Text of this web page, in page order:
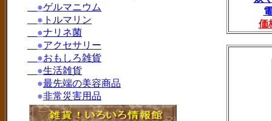
価
●ゲルマニウム
● トルマリン
●ナリネ菌
●アクセサリー
●おもしろ雑貨
●生活雑貨
●最先端の美容商品
●非常災害用品